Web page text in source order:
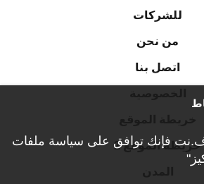
للشركات
من نحن
اتصل بنا
خريطة الموقع 2
فإنك توافق على سياسة ملفات